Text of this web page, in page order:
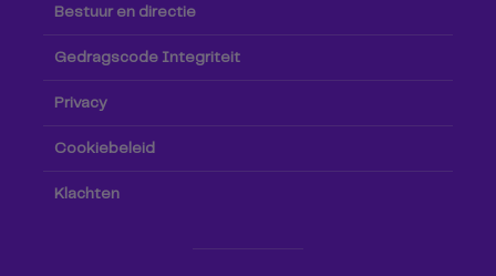
Bestuur en directie
Gedragscode Integriteit
Privacy
Cookiebeleid
Klachten